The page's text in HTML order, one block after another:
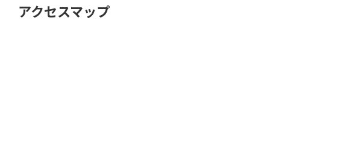
アクセスマップ